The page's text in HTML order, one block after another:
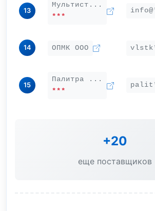
13
Мультист...
***
14 ОПМК ООО
15
Палитра ...
***
+20
еще поставщиков